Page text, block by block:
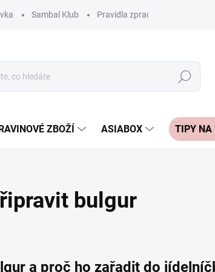
Sambal Klub Pravidla zpracování recenzí
Hledat
ZBOŽÍ ASIABOX TIPY NA
bulgur
a proč ho zařadit do